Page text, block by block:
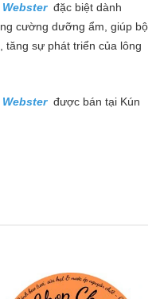
đặc biệt dành
cường dưỡng ẩm, giúp bộ
tăng sự phát triển của lông
được bán tại Kún